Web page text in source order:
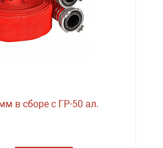
в сборе с ГР-50 ал.